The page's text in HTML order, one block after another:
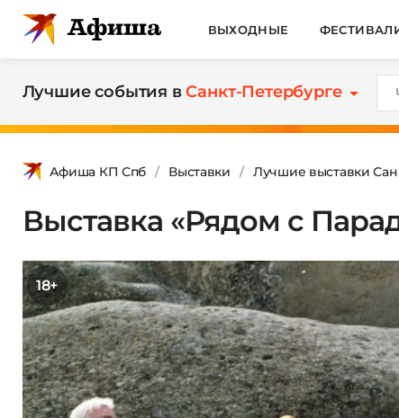
ВЫХОДНЫЕ
Лучшие события вСанкт-Петербурге
Афиша КП Спб Выставки Лучшие выставки
Выставка «Рядом с
18+